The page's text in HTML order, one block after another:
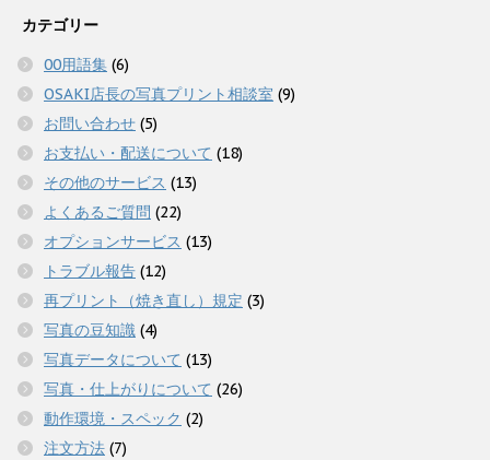
カテゴリー
00用語集 (6)
OSAKI店長の写真プリント相談室 (9)
お問い合わせ (5)
お支払い・配送について (18)
その他のサービス (13)
よくあるご質問 (22)
オプションサービス (13)
トラブル報告 (12)
再プリント（焼き直し）規定 (3)
写真の豆知識 (4)
写真データについて (13)
写真・仕上がりについて (26)
動作環境・スペック (2)
注文方法 (7)